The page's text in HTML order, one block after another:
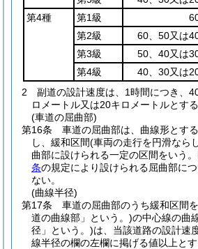
第4種
第1級
第2級
60、50又は
第3級
50、40又は
第4級
40、30又は
2
副道の設計速度は、1時間につき、
ロメートル又は20キロメートルとする
(車道の屈曲部)
第16条
車道の屈曲部は、曲線形とする
し、緩和区間(車両の走行を円滑なら
曲部に設けられる一定の区間をいう
条の規定により設けられる屈曲部に
ない。
(曲線半径)
第17条
車道の屈曲部のうち緩和区間
道の曲線部」という。)の中心線の曲
径」という。)は、当該道路の設計速
線半径の欄の左欄に掲げる値以上とす